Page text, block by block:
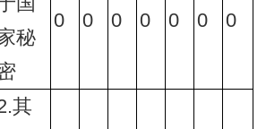
秘
0 0 0 0 0 0 0
其